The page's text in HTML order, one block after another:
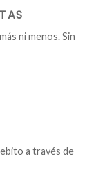
ni menos. Sin
a través de